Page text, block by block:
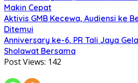
Makin Cepat
Aktivis GMB Kecewa, Audiensi ke
Ditemui
Anniversary ke-6, PR Tali Jaya
Sholawat Bersama
Post Views: 142